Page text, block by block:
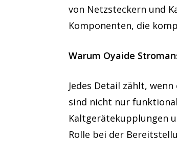
von Netzsteckern und
Komponenten, die
Warum Oyaide
Jedes Detail zählt,
sind nicht nur
Kaltgerätekupplungen
Rolle bei der